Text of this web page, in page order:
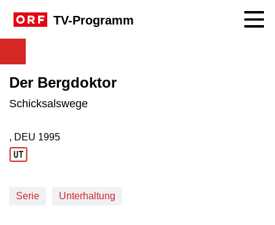
TV-Programm
Der Bergdoktor
Schicksalswege
Produktionsland: DEU
, DEU
Produktionsjahr: 1995
1995
Serie Unterhaltung